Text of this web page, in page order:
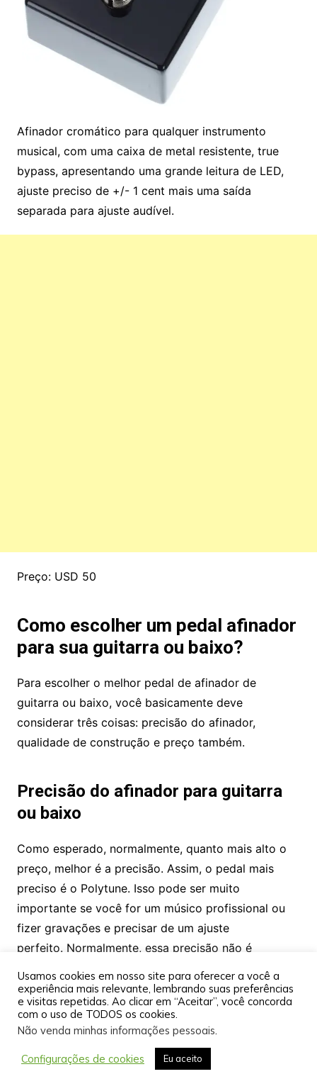
Afinador cromático para qualquer instrumento
musical, com uma caixa de metal resistente, true
bypass, apresentando uma grande leitura de LED,
ajuste preciso de +/- 1 cent mais uma saída
separada para ajuste audível.
Preço: USD 50
Como escolher um pedal afinador
para sua guitarra ou baixo?
Para escolher o melhor pedal de afinador de
guitarra ou baixo, você basicamente deve
considerar três coisas: precisão do afinador,
qualidade de construção e preço também.
Precisão do afinador para guitarra
ou baixo
Como esperado, normalmente, quanto mais alto o
preço, melhor é a precisão. Assim, o pedal mais
preciso é o Polytune. Isso pode ser muito
importante se você for um músico profissional ou
fizer gravações e precisar de um ajuste
perfeito. Normalmente, essa precisão não é
Usamos cookies em nosso site para oferecer a você a
experiência mais relevante, lembrando suas preferências
e visitas repetidas. Ao clicar em “Aceitar”, você concorda
com o uso de TODOS os cookies.
Não venda minhas informações pessoais.
Configurações de cookies Eu aceito